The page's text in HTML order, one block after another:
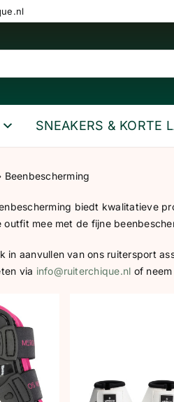
SNEAKERS & KORTE
Beenbescherming
biedt kwalitatieve
mee met de fijne
in aanvullen van ons ruitersport
via info@ruiterchique.nl of